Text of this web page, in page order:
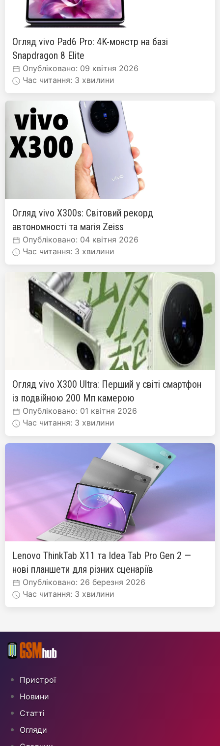
Огляд vivo Pad6 Pro: 4K-монстр на базі
Snapdragon 8 Elite
Опубліковано: 09 квітня 2026
Час читання: 3 хвилини
Огляд vivo X300s: Світовий рекорд
автономності та магія Zeiss
Опубліковано: 04 квітня 2026
Час читання: 3 хвилини
Огляд vivo X300 Ultra: Перший у світі смартфон
із подвійною 200 Мп камерою
Опубліковано: 01 квітня 2026
Час читання: 3 хвилини
Lenovo ThinkTab X11 та Idea Tab Pro Gen 2 —
нові планшети для різних сценаріїв
Опубліковано: 26 березня 2026
Час читання: 3 хвилини
Пристрої
Новини
Статті
Огляди